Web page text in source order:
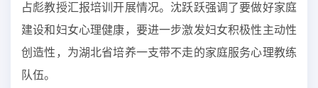
占彪教授汇报培训开展情况。沈跃跃强调了要做好家庭
建设和妇女心理健康，要进一步激发妇女积极性主动性
创造性，为湖北省培养一支带不走的家庭服务心理教练
队伍。